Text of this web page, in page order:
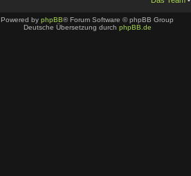
Powered by phpBB® Forum Software © phpBB Group
Deutsche Übersetzung durch phpBB.de